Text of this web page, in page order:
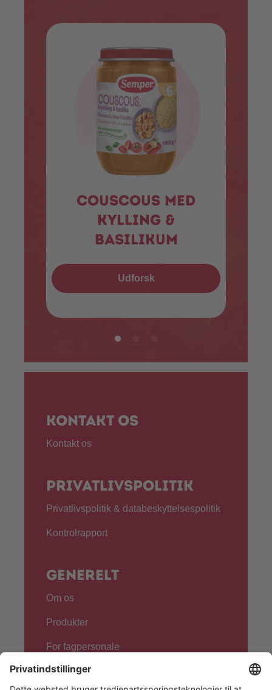
Couscous med
kylling &
basilikum
Udforsk
Kontakt os
Kontakt os
Privatlivspolitik
Privatlivspolitik & databeskyttelsespolitik
Kontrolrapport
Generelt
Om os
Produkter
For fagpersonale